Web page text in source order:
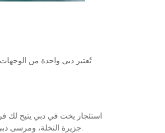
تُعتبر دبي واحدة من الوجهات
استئجار يخت في دبي يتيح لك
جزيرة النخلة، ومرسى دبي، بينما تستمتع بأجواء البحر المنعشة. سواء كنت تخطط لرحلة خاصة مع الأصدقاء أو احتفال عائلي، يوفر استئجار يخت تجربة حصرية ومميزة.